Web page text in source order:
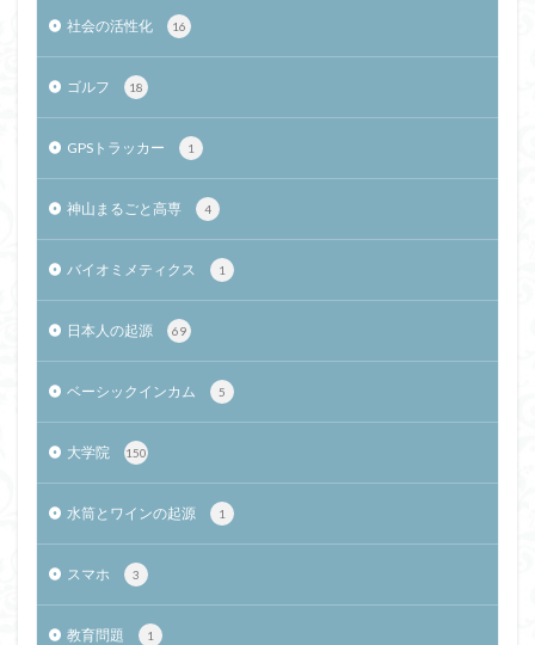
社会の活性化 16
ゴルフ 18
GPSトラッカー 1
神山まるごと高専 4
バイオミメティクス 1
日本人の起源 69
ベーシックインカム 5
大学院 150
水筒とワインの起源 1
スマホ 3
教育問題 1